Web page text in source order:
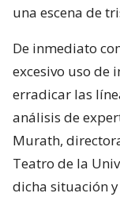
una escena de
De inmediato
excesivo uso de
erradicar las
análisis de
Murath,
Teatro de la
dicha situación